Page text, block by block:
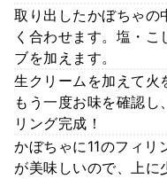
取り出したかぼちゃの
く合わせます。塩・
ブを加えます。
生クリームを加えて火
もう一度お味を確認し
リング完成！
かぼちゃに11のフィリ
が美味しいので、上に